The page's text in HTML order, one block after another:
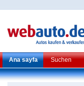
Ana sayfa Suchen